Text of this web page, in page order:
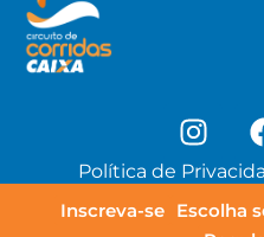
Inscreva-se Escolha
Política de